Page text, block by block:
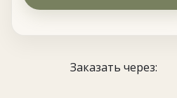
Заказать через: